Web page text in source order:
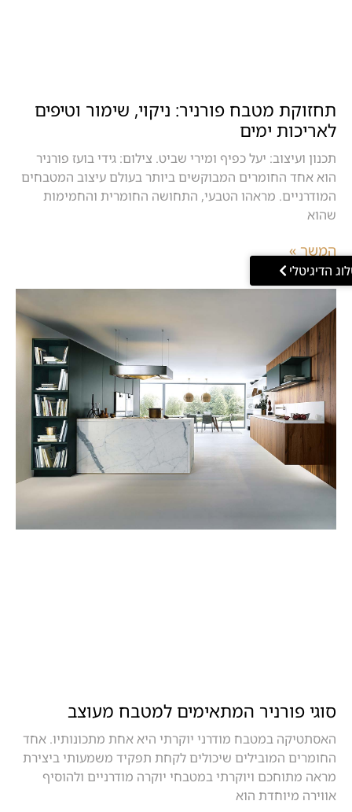
תחזוקת מטבח פורניר: ניקוי, שימור וטיפים
לאריכות ימים
תכנון ועיצוב: יעל כפיף ומירי שביט. צילום: גידי בועז פורניר
הוא אחד החומרים המבוקשים ביותר בעולם עיצוב המטבחים
המודרניים. מראהו הטבעי, התחושה החומרית והחמימות
שהוא
המשך »
סוגי פורניר המתאימים למטבח מעוצב
האסתטיקה במטבח מודרני יוקרתי היא אחת מתכונותיו. אחד
החומרים המובילים שיכולים לקחת תפקיד משמעותי ביצירת
מראה מתוחכם ויוקרתי במטבחי יוקרה מודרניים ולהוסיף
אווירה מיוחדת הוא
הדיגיטלי